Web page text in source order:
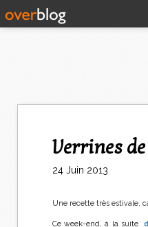
Verrines
24 Juin 2013
Une recette très estivale,
Ce week-end, à la suite